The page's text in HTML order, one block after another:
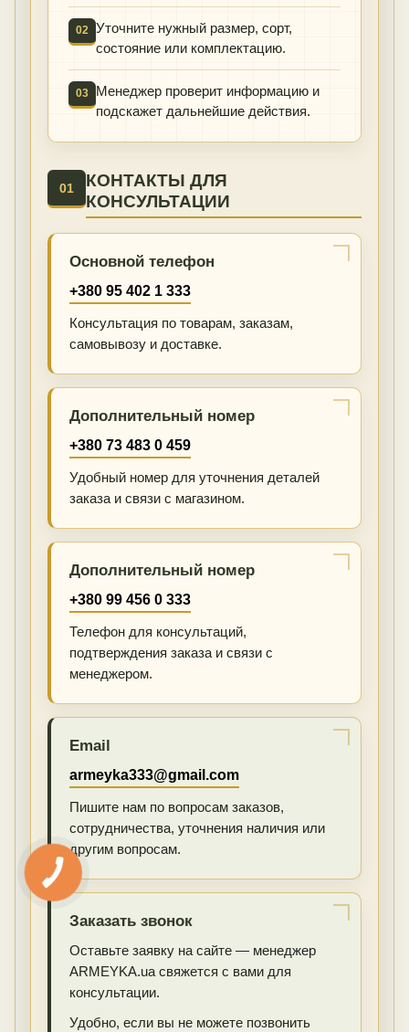
02 Уточните нужный размер, сорт,
состояние или комплектацию.
03
Менеджер проверит информацию и
подскажет дальнейшие действия.
01
КОНТАКТЫ ДЛЯ
КОНСУЛЬТАЦИИ
Основной телефон
+380 95 402 1 333
Консультация по товарам, заказам,
самовывозу и доставке.
Дополнительный номер
+380 73 483 0 459
Удобный номер для уточнения деталей
заказа и связи с магазином.
Дополнительный номер
+380 99 456 0 333
Телефон для консультаций,
подтверждения заказа и связи с
менеджером.
Email
armeyka333@gmail.com
Пишите нам по вопросам заказов,
сотрудничества, уточнения наличия или
другим вопросам.
Заказать звонок
Оставьте заявку на сайте — менеджер
ARMEYKA.ua свяжется с вами для
консультации.
Удобно, если вы не можете позвонить